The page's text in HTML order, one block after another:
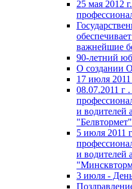
25 мая 2012
важнейшие
90-летний
О создании
17 июля
08.07.2011 г
и водителей
5 июля 2011
и водителей
3 июля -